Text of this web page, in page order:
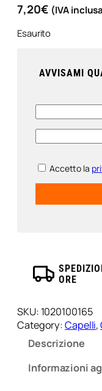
7,20€ (IVA
Esaurito
AVVISAMI
Accetto la
ORE
SKU: 1020100165
Category:Capelli,
Descrizione
Informazioni